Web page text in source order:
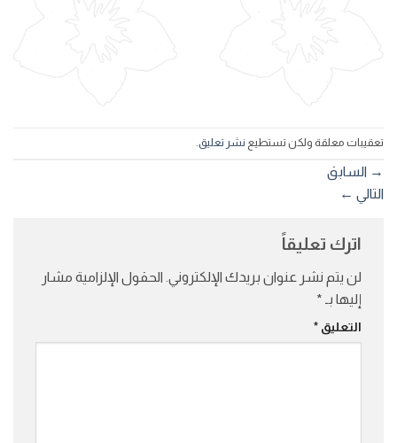
تعقيبات معلقة ولكن تستطيع نشر تعليق.
→ السابق
التالي ←
اترك تعليقاً
لن يتم نشر عنوان بريدك الإلكتروني. الحقول الإلزامية مشار
إليها بـ *
التعليق *